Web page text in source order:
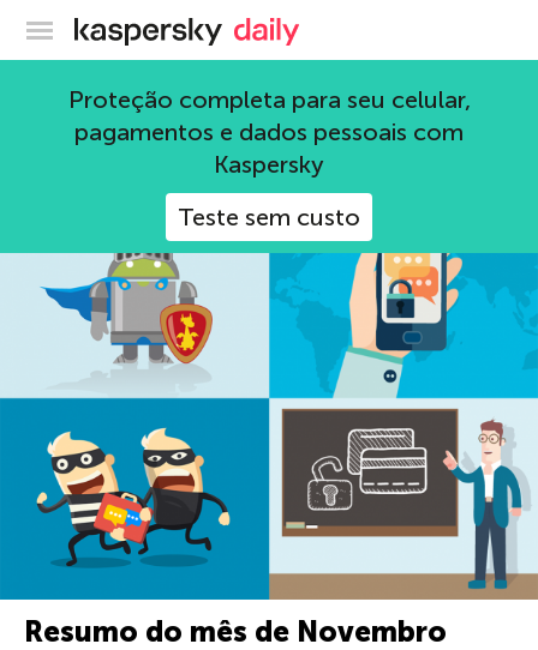
Blog oficial da Kaspersky
Proteção completa para seu celular,
pagamentos e dados pessoais com
Kaspersky
Teste sem custo
APT
Resumo do mês de Novembro